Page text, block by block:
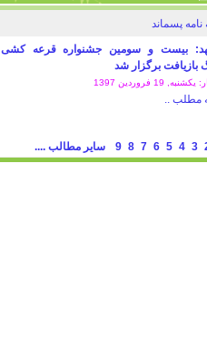
نامه پسماند
بیست و سومین جشنواره قرعه کشی
بازیافت برگزار شد
19 فروردين 1397
مطلب ..
3
4
5
6
7
8
9 سایر مطالب ....